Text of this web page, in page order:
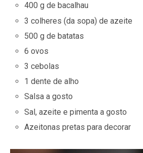
400 g de bacalhau
3 colheres (da sopa) de azeite
500 g de batatas
6 ovos
3 cebolas
1 dente de alho
Salsa a gosto
Sal, azeite e pimenta a gosto
Azeitonas pretas para decorar